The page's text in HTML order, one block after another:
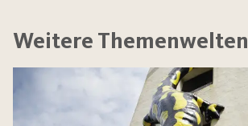
Weitere Themenwelten